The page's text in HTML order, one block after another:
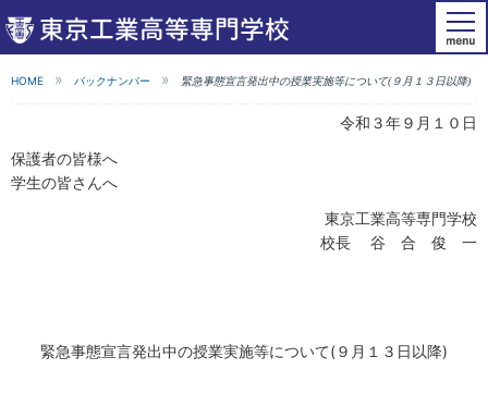
HOME バックナンバー 緊急事態宣言発出中の授業実施等について(９月１３日以降)
令和３年９月１０日
保護者の皆様へ
学生の皆さんへ
東京工業高等専門学校
校長 谷 合 俊 一
緊急事態宣言発出中の授業実施等について(９月１３日以降)